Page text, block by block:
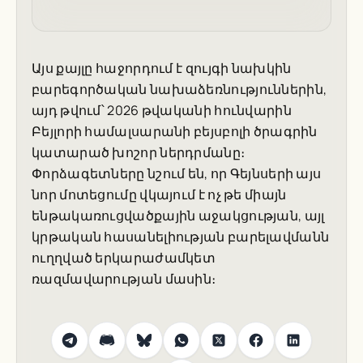
Այս քայլը հաջորդում է զույգի նախկին
բարեգործական նախաձեռնություններին,
այդ թվում՝ 2026 թվականի հունվարին
Բեյլորի համալսարանի բեյսբոլի ծրագրին
կատարած խոշոր ներդրմանը։
Փորձագետները նշում են, որ Գեյնսերի այս
նոր մոտեցումը վկայում է ոչ թե միայն
ենթակառուցվածքային աջակցության, այլ
կրթական հասանելիության բարելավմանն
ուղղված երկարաժամկետ
ռազմավարության մասին։